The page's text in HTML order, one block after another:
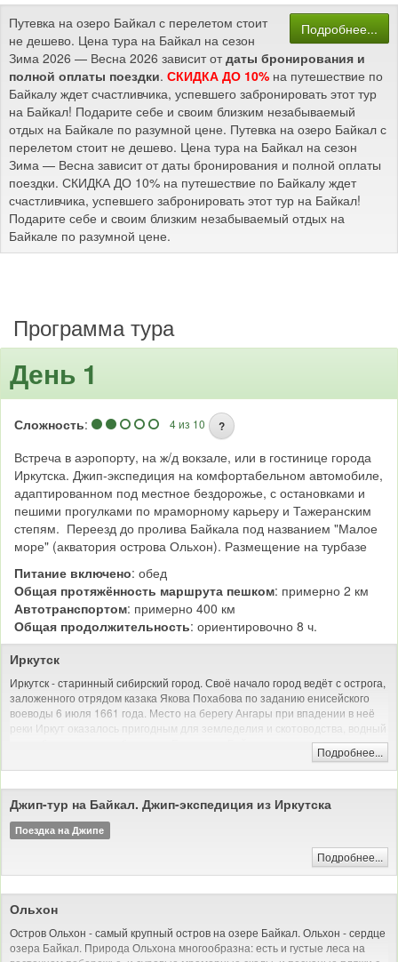
Подробнее...
Путевка на озеро Байкал с перелетом стоит
не дешево. Цена тура на Байкал на сезон
Зима 2026 — Весна 2026 зависит отдаты бронирования и
полной оплаты поездки. СКИДКА ДО 10% на путешествие по
Байкалу ждет счастливчика, успевшего забронировать этот тур
на Байкал! Подарите себе и своим близким незабываемый
отдых на Байкале по разумной цене. Путевка на озеро Байкал с
перелетом стоит не дешево. Цена тура на Байкал на сезон
Зима — Весна зависит от даты бронирования и полной оплаты
поездки. СКИДКА ДО 10% на путешествие по Байкалу ждет
счастливчика, успевшего забронировать этот тур на Байкал!
Подарите себе и своим близким незабываемый отдых на
Байкале по разумной цене.
Программа тура
День 1
Сложность: 4 из 10 ?
Встреча в аэропорту, на ж/д вокзале, или в гостинице города
Иркутска. Джип-экспедиция на комфортабельном автомобиле,
адаптированном под местное бездорожье, с остановками и
пешими прогулками по мраморному карьеру и Тажеранским
степям. Переезд до пролива Байкала под названием "Малое
море" (акватория острова Ольхон). Размещение на турбазе
Питание включено: обед
Общая протяжённость маршрута пешком: примерно 2 км
Автотранспортом: примерно 400 км
Общая продолжительность: ориентировочно 8 ч.
Иркутск
Иркутск - старинный сибирский город. Своё начало город ведёт с острога,
заложенного отрядом казака Якова Похабова по заданию енисейского
воеводы 6 июля 1661 года. Место на берегу Ангары при впадении в неё
реки Иркут оказалось пригодным для земледелия и скотоводства, водный
В день закладки острога Похабов докладывал: «Тут место самое лучшее,
— все близко; а опроче того места острогу ставить негде: места степные и
неугожие».
До Октябрьской революции Иркутск был купеческим городом, долгое
время процветавшим на российско-китайской торговле, а позднее на
золотопромышленности; местом политической ссылки. С 1803 года
генерал-губернаторства. В пожаре 1879 года был сильно разрушен.
Иркутска внесён в предварительный список Всемирного наследия
ЮНЕСКО.
Подробнее...
Джип-тур на Байкал. Джип-экспедиция из Иркутска
Поездка на Джипе
Подробнее...
Ольхон
Остров Ольхон - самый крупный остров на озере Байкал. Ольхон - сердце
озера Байкал. Природа Ольхона многообразна: есть и густые леса на